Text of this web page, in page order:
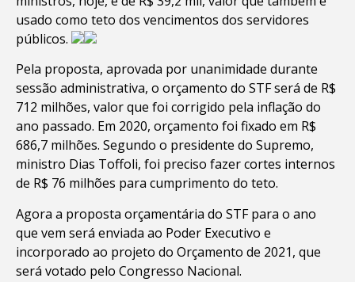
usado como teto dos vencimentos dos servidores
públicos.
Pela proposta, aprovada por unanimidade durante
sessão administrativa, o orçamento do STF será de R$
712 milhões, valor que foi corrigido pela inflação do
ano passado. Em 2020, orçamento foi fixado em R$
686,7 milhões. Segundo o presidente do Supremo,
ministro Dias Toffoli, foi preciso fazer cortes internos
de R$ 76 milhões para cumprimento do teto.
Agora a proposta orçamentária do STF para o ano
que vem será enviada ao Poder Executivo e
incorporado ao projeto do Orçamento de 2021, que
será votado pelo Congresso Nacional.